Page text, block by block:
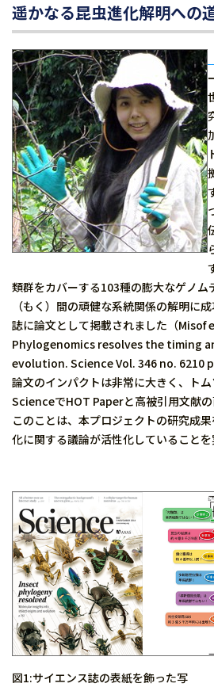
遥かなる昆虫進化解明への
類群をカバーする103種の膨大なゲノム
（もく）間の頑健な系統関係の解明に
誌に論文として掲載されました（Misof
Phylogenomics resolves the timing
evolution. Science Vol. 346 no. 6210
論文のインパクトは非常に大きく、ト
ScienceでHOT Paperと高被引用文献の
このことは、本プロジェクトの研究成
化に関する議論が活性化していることを
図1:サイエンス誌の表紙を飾った写